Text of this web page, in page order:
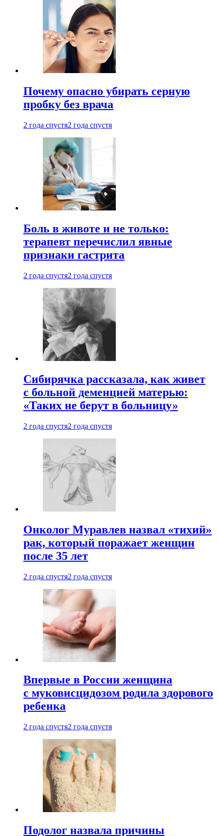
Почему опасно убирать серную
пробку без врача
2 года спустя2 года спустя
Боль в животе и не только:
терапевт перечислил явные
признаки гастрита
2 года спустя2 года спустя
Сибирячка рассказала, как живет
с больной деменцией матерью:
«Таких не берут в больницу»
2 года спустя2 года спустя
Онколог Муравлев назвал «тихий»
рак, который поражает женщин
после 35 лет
2 года спустя2 года спустя
Впервые в России женщина
с муковисцидозом родила здорового
ребенка
2 года спустя2 года спустя
Подолог назвала причины